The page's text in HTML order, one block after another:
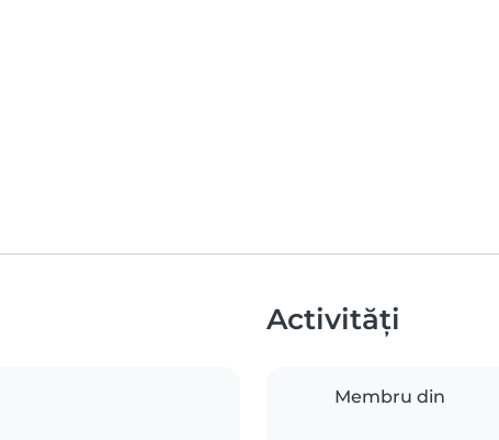
Activități
Membru din